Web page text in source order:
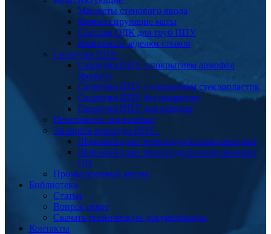
Манжеты стенового ввода
Компенсирующие маты
Система ОДК для труб ППУ
Комплекты заделки стыков
Скорлупа ППУ
Скорлупа ППУ с покрытием армофол
(фольга)
Скорлупа ППУ с покрытием стеклопластик
Скорлупа ППУ без покрытия
Скорлупа ППУ для отводов
Пенопакеты монтажные
Запорная арматура ППУ
Шаровый кран теплогидроизолированный
Шаровый кран теплогидроизолированный
ОЦ
Промышленные котлы
Библиотека
Статьи
Вопрос ответ
Скачать техническую документацию
Контакты